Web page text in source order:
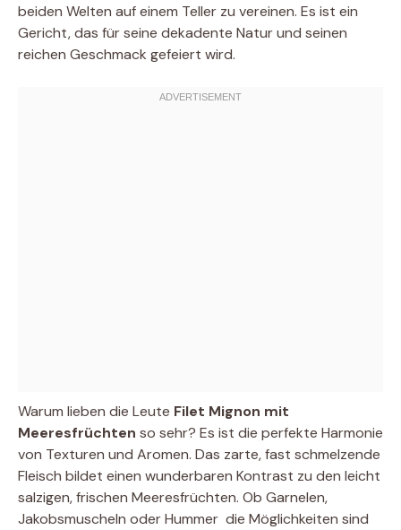
beiden Welten auf einem Teller zu vereinen. Es ist ein
Gericht, das für seine dekadente Natur und seinen
reichen Geschmack gefeiert wird.
Warum lieben die Leute Filet Mignon mit
Meeresfrüchten so sehr? Es ist die perfekte Harmonie
von Texturen und Aromen. Das zarte, fast schmelzende
Fleisch bildet einen wunderbaren Kontrast zu den leicht
salzigen, frischen Meeresfrüchten. Ob Garnelen,
Jakobsmuscheln oder Hummer  die Möglichkeiten sind